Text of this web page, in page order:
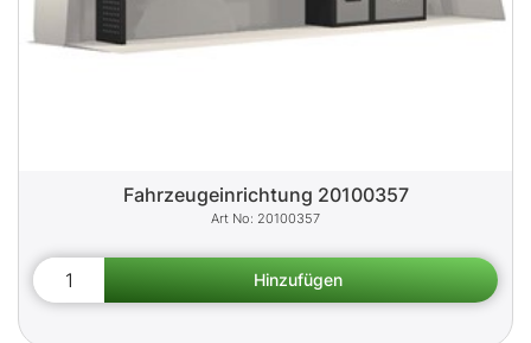
Fahrzeugeinrichtung 20100357
20100357